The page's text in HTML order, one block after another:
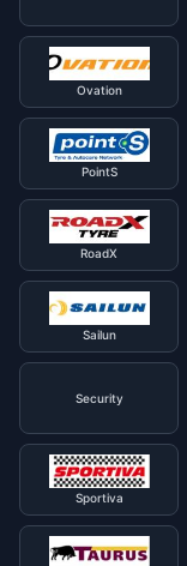
Ovation
PointS
RoadX
Sailun
Security
Sportiva